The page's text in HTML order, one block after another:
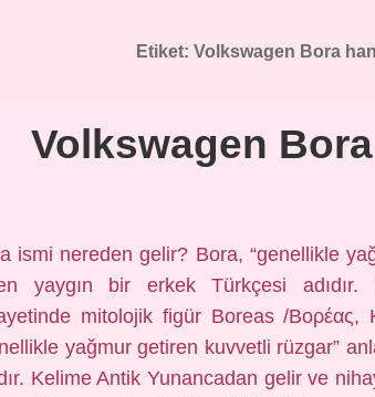
Etiket: Volkswagen Bora
Volkswagen
ismi nereden gelir? Bora, “genellikle
yaygın bir erkek Türkçesi
mitolojik figür Boreas /Βορέας,
yağmur getiren kuvvetli rüzgar”
Kelime Antik Yunancadan gelir ve